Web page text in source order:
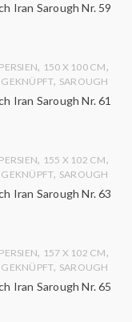
Iran Sarough Nr. 59
, 150 X 100 CM,
, SAROUGH
Iran Sarough Nr. 61
, 155 X 102 CM,
, SAROUGH
Iran Sarough Nr. 63
, 157 X 102 CM,
, SAROUGH
Iran Sarough Nr. 65